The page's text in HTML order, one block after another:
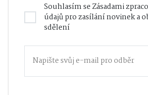
Souhlasím seZásadami
údajůpro zasílání novinek a
sdělení